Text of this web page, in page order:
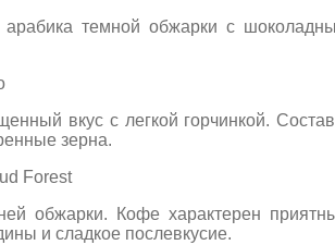
арабика темной обжарки с
вкус с легкой горчинкой.
зерна.
Forest
обжарки. Кофе характерен
и сладкое послевкусие.